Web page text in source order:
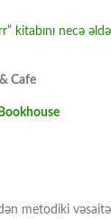
kitabını necə
Cafe
metodiki